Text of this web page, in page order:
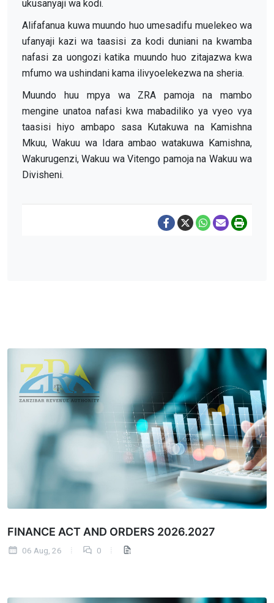
ukusanyaji wa kodi.
Alifafanua kuwa muundo huo umesadifu muelekeo wa
ufanyaji kazi wa taasisi za kodi duniani na kwamba
nafasi za uongozi katika muundo huo zitajazwa kwa
mfumo wa ushindani kama ilivyoelekezwa na sheria.
Muundo huu mpya wa ZRA pamoja na mambo
mengine unatoa nafasi kwa mabadiliko ya vyeo vya
taasisi hiyo ambapo sasa Kutakuwa na Kamishna
Mkuu, Wakuu wa Idara ambao watakuwa Kamishna,
Wakurugenzi, Wakuu wa Vitengo pamoja na Wakuu wa
Divisheni.
FINANCE ACT AND ORDERS 2026.2027
06 Aug, 26 0